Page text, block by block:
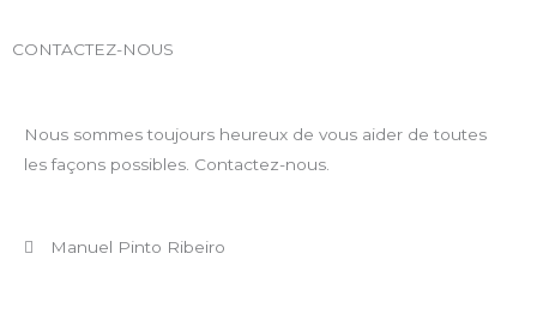
CONTACTEZ-NOUS
Nous sommes toujours heureux de vous aider de toutes
les façons possibles. Contactez-nous.
Manuel Pinto Ribeiro